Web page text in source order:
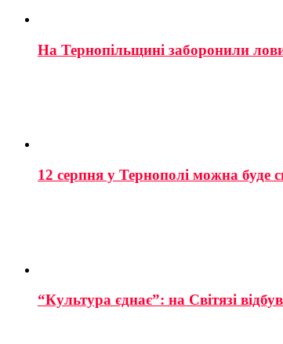
На Тернопільщині заборонили
12 серпня у Тернополі можна буде
“Культура єднає”: на Світязі